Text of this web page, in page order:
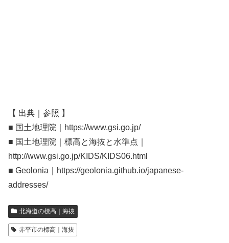
【 出典｜参照 】
■ 国土地理院｜https://www.gsi.go.jp/
■ 国土地理院｜標高と海抜と水準点｜
http://www.gsi.go.jp/KIDS/KIDS06.html
■ Geolonia｜https://geolonia.github.io/japanese-
addresses/
北海道の標高｜海抜
赤平市の標高｜海抜